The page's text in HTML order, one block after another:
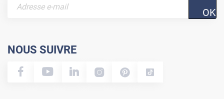
OK
NOUS SUIVRE